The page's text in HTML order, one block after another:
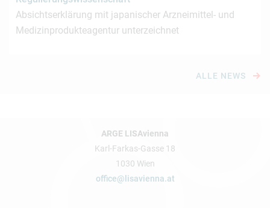
Absichtserklärung mit japanischer Arzneimittel- und
Medizinprodukteagentur unterzeichnet
ALLE NEWS
ARGE LISAvienna
Karl-Farkas-Gasse 18
1030 Wien
office@lisavienna.at